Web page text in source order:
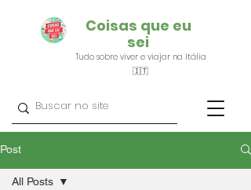
Coisas que eu
sei
Tudo sobre viver e viajar na Itália
🇮🇹
Post
All Posts